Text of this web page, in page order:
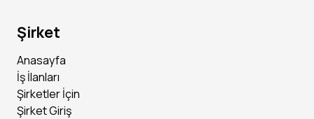
Şirket
Anasayfa
İş İlanları
Şirketler İçin
Şirket Giriş